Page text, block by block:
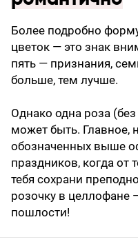
Более подробно
цветок — это знак
пять — признания,
больше, тем лучше.
Однако одна роза
может быть. Главное,
обозначенных выше
праздников, когда от
тебя сохрани
розочку в целлофане
пошлости!